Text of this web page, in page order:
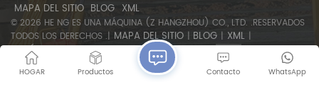
MAPA DEL SITIO BLOG XML
© 2026 HE NG ES UNA MÁQUINA (Z HANGZHOU) CO., LTD. .RESERVADOS
TODOS LOS DERECHOS .| MAPA DEL SITIO | BLOG | XML |
POLÍTICA DE PRIVACIDAD SOPORTA RED IPV6
HOGAR Productos WhatsApp
Contacto